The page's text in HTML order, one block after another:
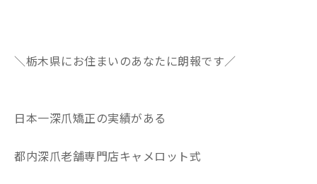
＼栃木県にお住まいのあなたに朗報です／
日本一深爪矯正の実績がある
都内深爪老舗専門店キャメロット式